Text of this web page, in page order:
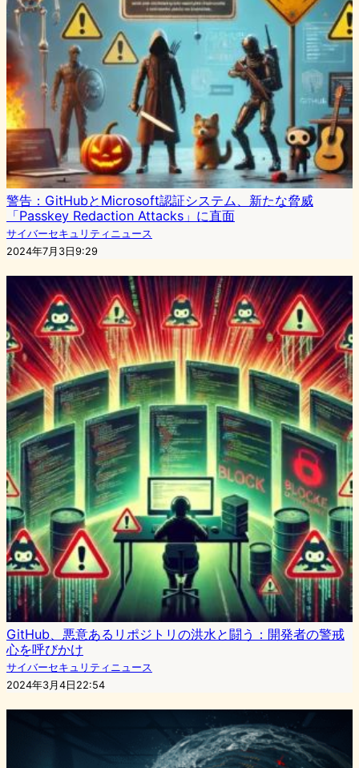
警告：GitHubとMicrosoft認証システム、新たな脅威
「Passkey Redaction Attacks」に直面
サイバーセキュリティニュース
2024年7月3日9:29
GitHub、悪意あるリポジトリの洪水と闘う：開発者の警戒
心を呼びかけ
サイバーセキュリティニュース
2024年3月4日22:54